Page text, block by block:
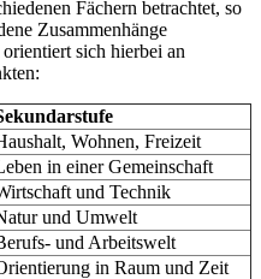
Fächern betrachtet, so
Zusammenhänge
sich hierbei an
Wohnen, Freizeit
in einer Gemeinschaft
und Technik
und Umwelt
und Arbeitswelt
in Raum und Zeit